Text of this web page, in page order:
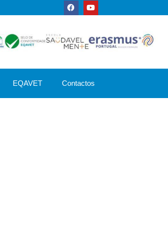
EQAVET Contactos